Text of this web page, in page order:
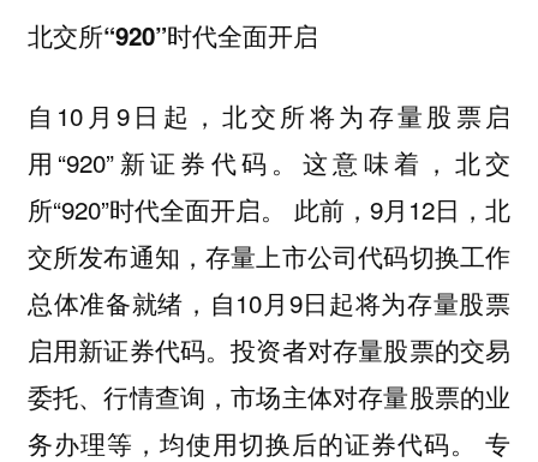
北交所“920”时代全面开启
自10月9日起，北交所将为存量股票启
用“920”新证券代码。这意味着，北交
所“920”时代全面开启。 此前，9月12日，北
交所发布通知，存量上市公司代码切换工作
总体准备就绪，自10月9日起将为存量股票
启用新证券代码。投资者对存量股票的交易
委托、行情查询，市场主体对存量股票的业
务办理等，均使用切换后的证券代码。 专